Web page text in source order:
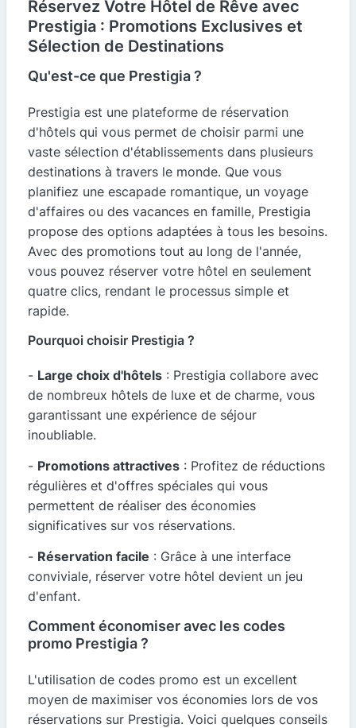
Réservez Votre Hôtel de Rêve avec
Prestigia : Promotions Exclusives et
Sélection de Destinations
Qu'est-ce que Prestigia ?
Prestigia est une plateforme de réservation
d'hôtels qui vous permet de choisir parmi une
vaste sélection d'établissements dans plusieurs
destinations à travers le monde. Que vous
planifiez une escapade romantique, un voyage
d'affaires ou des vacances en famille, Prestigia
propose des options adaptées à tous les besoins.
Avec des promotions tout au long de l'année,
vous pouvez réserver votre hôtel en seulement
quatre clics, rendant le processus simple et
rapide.
Pourquoi choisir Prestigia ?
- Large choix d'hôtels : Prestigia collabore avec
de nombreux hôtels de luxe et de charme, vous
garantissant une expérience de séjour
inoubliable.
- Promotions attractives : Profitez de réductions
régulières et d'offres spéciales qui vous
permettent de réaliser des économies
significatives sur vos réservations.
- Réservation facile : Grâce à une interface
conviviale, réserver votre hôtel devient un jeu
d'enfant.
Comment économiser avec les codes
promo Prestigia ?
L'utilisation de codes promo est un excellent
moyen de maximiser vos économies lors de vos
réservations sur Prestigia. Voici quelques conseils